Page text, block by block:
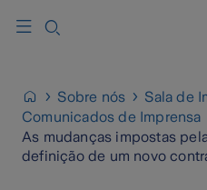
Sobre nós
Sala de
Comunicados de Imprensa
As mudanças impostas
definição de um novo